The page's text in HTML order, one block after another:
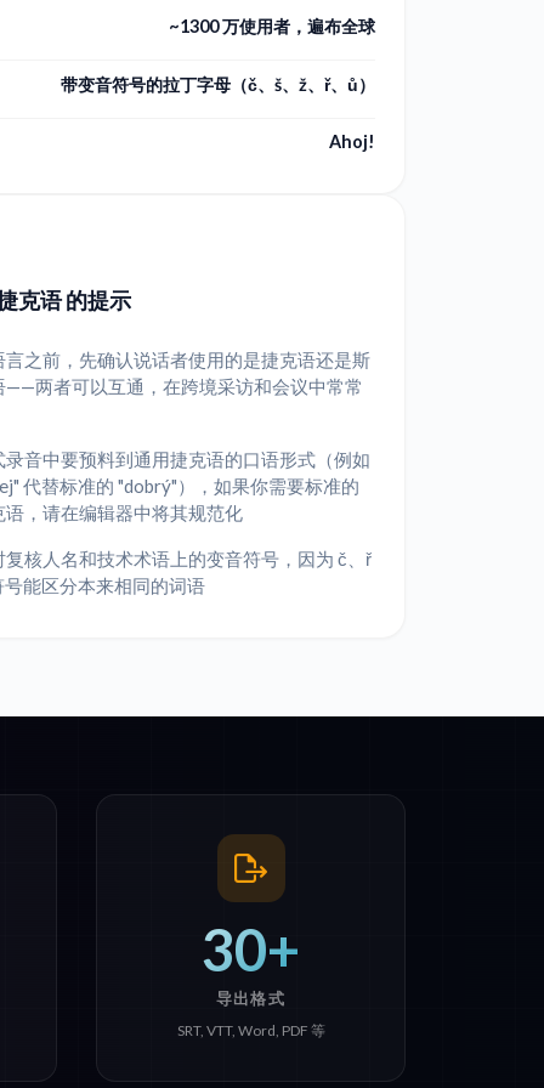
~1300 万使用者，遍布全球
带变音符号的拉丁字母（č、š、ž、ř、ů）
Ahoj!
克语 的提示
言之前，先确认说话者使用的是捷克语还是斯
——两者可以互通，在跨境采访和会议中常常
录音中要预料到通用捷克语的口语形式（例如
代替标准的 "dobrý"），如果你需要标准的
语，请在编辑器中将其规范化
复核人名和技术术语上的变音符号，因为 č、ř
号能区分本来相同的词语
30+
导出格式
SRT, VTT, Word, PDF 等